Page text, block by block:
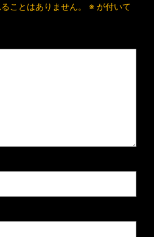
ことはありません。 ※が付いて